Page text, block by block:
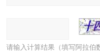
请输入计算结果（填写阿拉伯